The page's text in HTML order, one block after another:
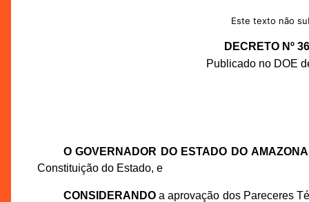
Este texto não
DECRETO Nº
Publicado no DOE
O GOVERNADOR DO ESTADO DO
Constituição do Estado, e
CONSIDERANDOa aprovação dos Pareceres